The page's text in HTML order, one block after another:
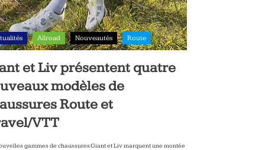
Allroad Nouveautés Route
et Liv présentent quatre
modèles de
Route et
VTT
gammes de chaussures Giant et Liv marquent une montée